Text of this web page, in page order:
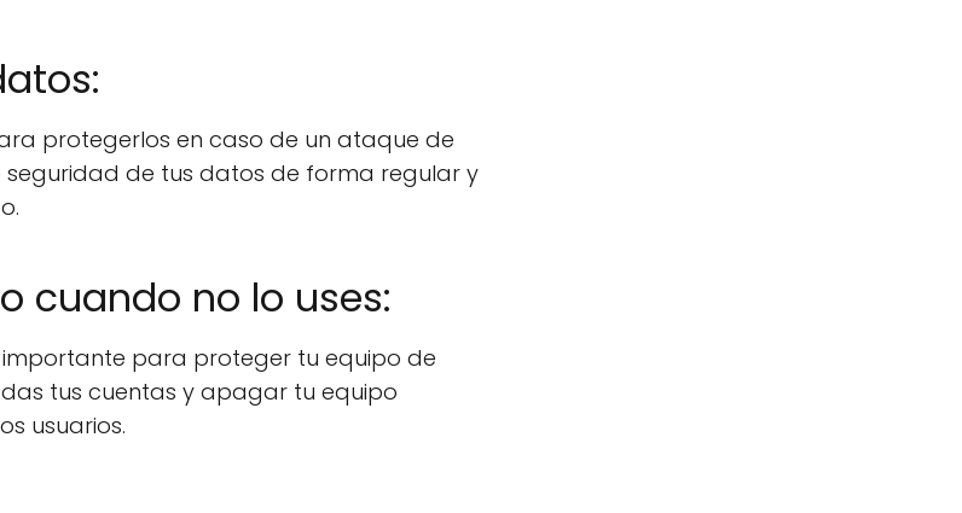
protegerlos en caso de un ataque de
seguridad de tus datos de forma regular y
cuando no lo uses:
para proteger tu equipo de
tus cuentas y apagar tu equipo
usuarios.